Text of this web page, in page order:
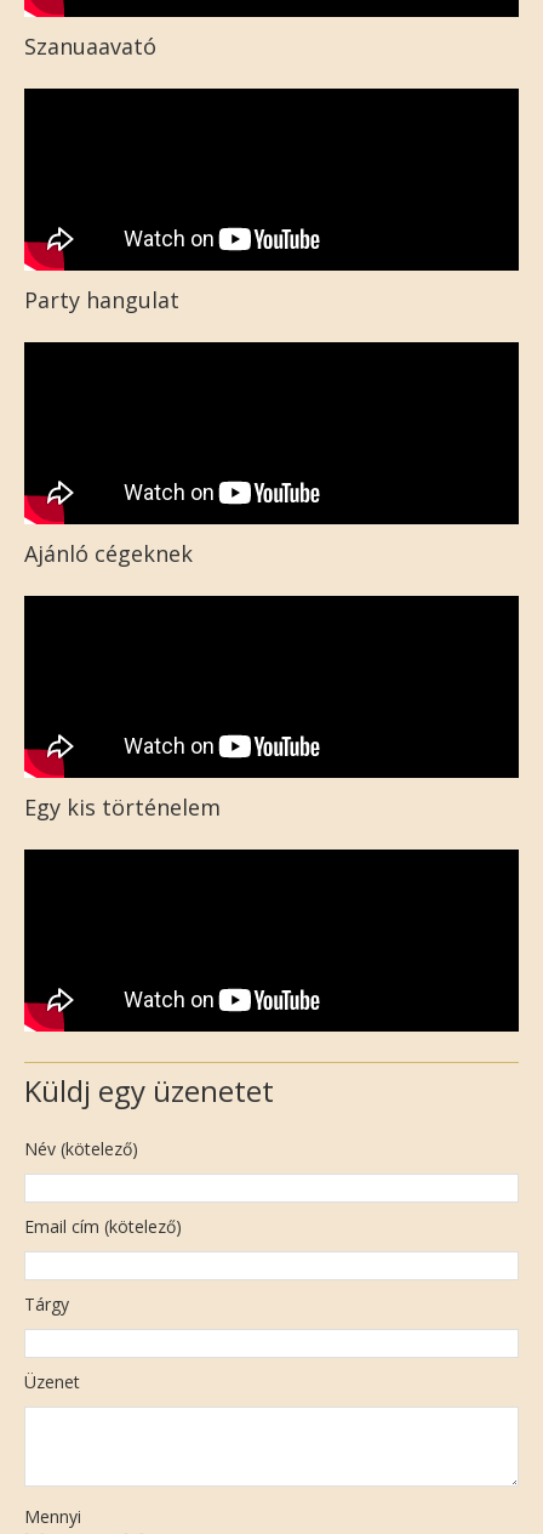
Szanuaavató
Party hangulat
Ajánló cégeknek
Egy kis történelem
Küldj egy üzenetet
Név (kötelező)
Email cím (kötelező)
Tárgy
Üzenet
Mennyi